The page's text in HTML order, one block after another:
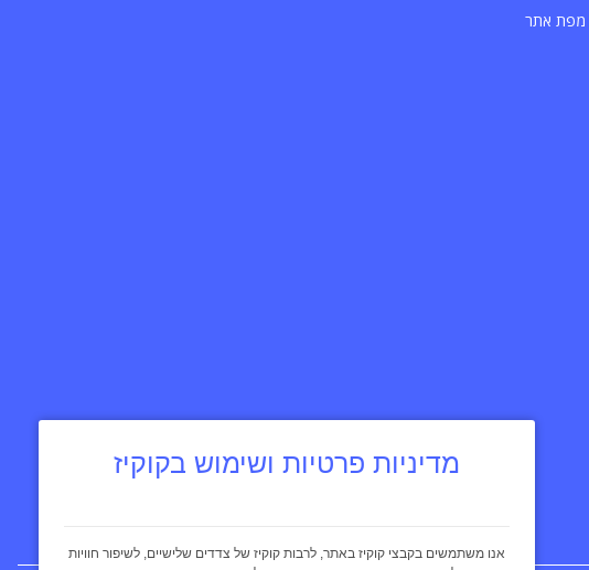
מפת אתר
מדיניות פרטיות ושימוש בקוקיז
אנו משתמשים בקבצי קוקיז באתר, לרבות קוקיז של צדדים שלישיים, לשיפור חוויות